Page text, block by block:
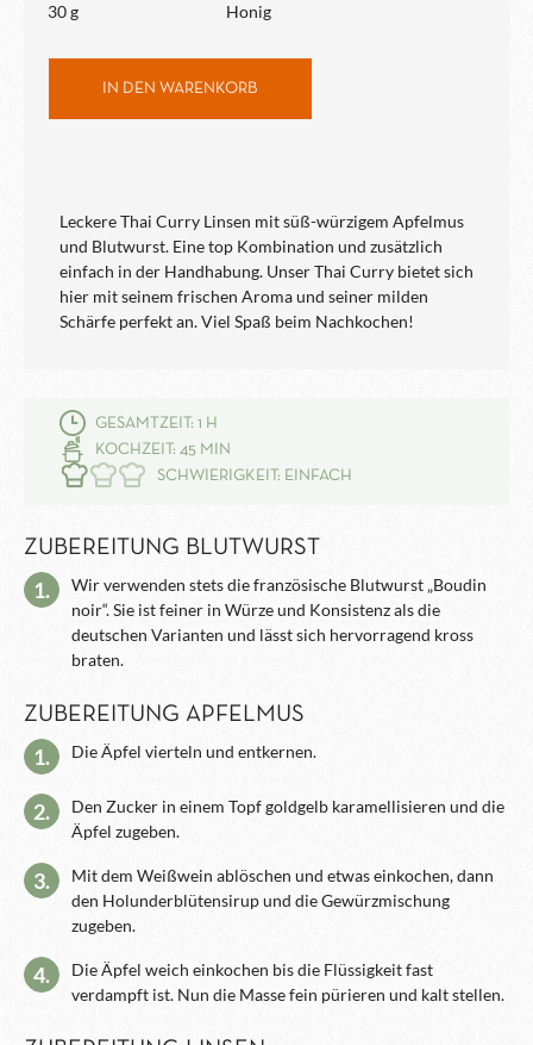
30 g
Honig
IN DEN WARENKORB
Leckere Thai Curry Linsen mit süß-würzigem Apfelmus
und Blutwurst. Eine top Kombination und zusätzlich
einfach in der Handhabung. Unser Thai Curry bietet sich
hier mit seinem frischen Aroma und seiner milden
Schärfe perfekt an. Viel Spaß beim Nachkochen!
GESAMTZEIT: 1 H
KOCHZEIT: 45 MIN
SCHWIERIGKEIT: EINFACH
ZUBEREITUNG BLUTWURST
1.
Wir verwenden stets die französische Blutwurst „Boudin
noir“. Sie ist feiner in Würze und Konsistenz als die
deutschen Varianten und lässt sich hervorragend kross
braten.
ZUBEREITUNG APFELMUS
1. Die Äpfel vierteln und entkernen.
2.
Den Zucker in einem Topf goldgelb karamellisieren und die
Äpfel zugeben.
3.
Mit dem Weißwein ablöschen und etwas einkochen, dann
den Holunderblütensirup und die Gewürzmischung
zugeben.
4.
Die Äpfel weich einkochen bis die Flüssigkeit fast
verdampft ist. Nun die Masse fein pürieren und kalt stellen.